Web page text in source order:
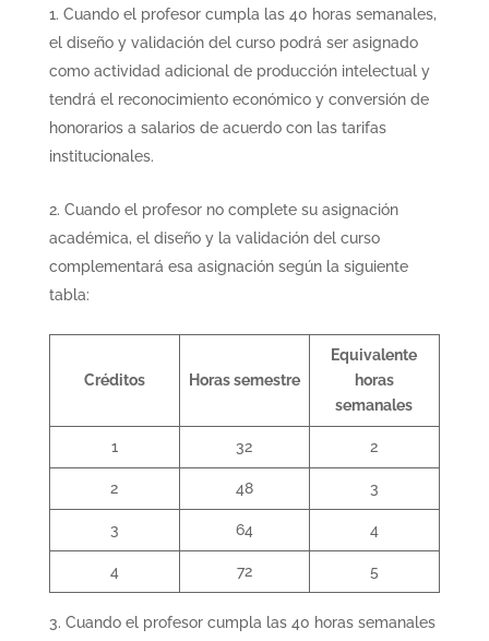
Cuando el profesor cumpla las 40 horas semanales,
el diseño y validación del curso podrá ser asignado
como actividad adicional de producción intelectual y
tendrá el reconocimiento económico y conversión de
honorarios a salarios de acuerdo con las tarifas
institucionales.
Cuando el profesor no complete su asignación
académica, el diseño y la validación del curso
complementará esa asignación según la siguiente
tabla:
Créditos Horas semestre
Equivalente
horas
semanales
1 32 2
2 48 3
3 64 4
4 72 5
Cuando el profesor cumpla las 40 horas semanales